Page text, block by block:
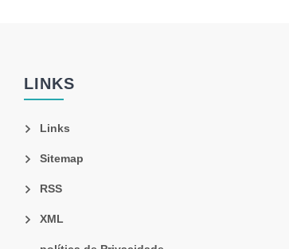
LINKS
Links
Sitemap
RSS
XML